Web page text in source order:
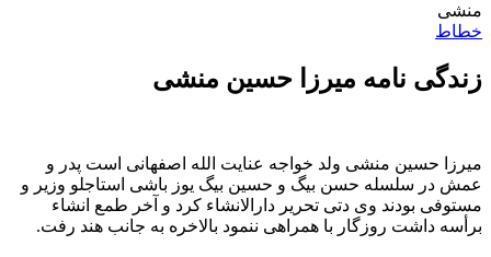
منشی
خطاط
زندگی نامه میرزا حسین منشی
میرزا حسین منشی ولد خواجه عنایت الله اصفهانی است پدر و
عمش در سلسله حسن بیگ و حسین بیگ یوز باشی استاجلو وزیر و
مستوفی بودند وی دتی تحریر دارالانشاء کرد و آخر طمع انشاء
برأسه داشت روزگار با همراهی ننمود بالاخره به جانب هند رفت.